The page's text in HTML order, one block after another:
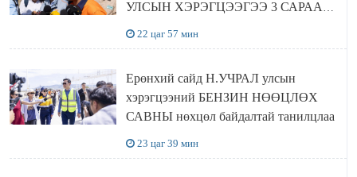
УЛСЫН ХЭРЭГЦЭЭГЭЭ 3 САРААР
22 цаг 57 мин
Ерөнхий сайд Н.УЧРАЛ улсын
хэрэгцээний БЕНЗИН НӨӨЦЛӨХ
САВНЫ нөхцөл байдалтай танилцлаа
23 цаг 39 мин